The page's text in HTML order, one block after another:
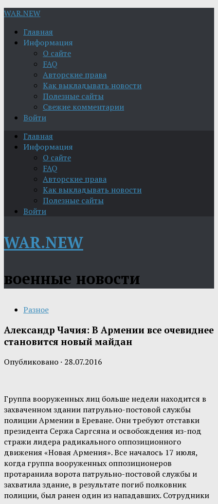
WAR.NEW
Главная
Информация
О сайте
FAQ
Авторские права
Как выкладывать новости
Полезные сайты
Свежие комментарии
Войти
Главная
Информация
О сайте
FAQ
Авторские права
Как выкладывать новости
Полезные сайты
Войти
WAR.NEW
военные новости
Разное
Александр Чачия: В Армении все очевиднее
становится новый майдан
Опубликовано · 28.07.2016
Группа вооруженных лиц больше недели находится в
захваченном здании патрульно-постовой службы
полиции Армении в Ереване. Они требуют отставки
президента Сержа Саргсяна и освобождения из-под
стражи лидера радикального оппозиционного
движения «Новая Армения». Все началось 17 июля,
когда группа вооруженных оппозиционеров
протаранила ворота патрульно-постовой службы и
захватила здание, в результате погиб полковник
полиции, был ранен один из нападавших. Сотрудники